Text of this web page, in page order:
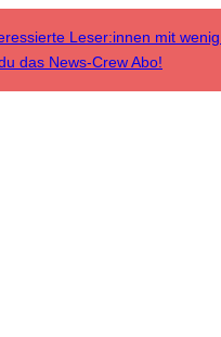
Leser:innen mit wenig
das News-Crew Abo!